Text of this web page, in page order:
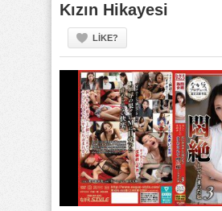
Kızın Hikayesi
LIKE?